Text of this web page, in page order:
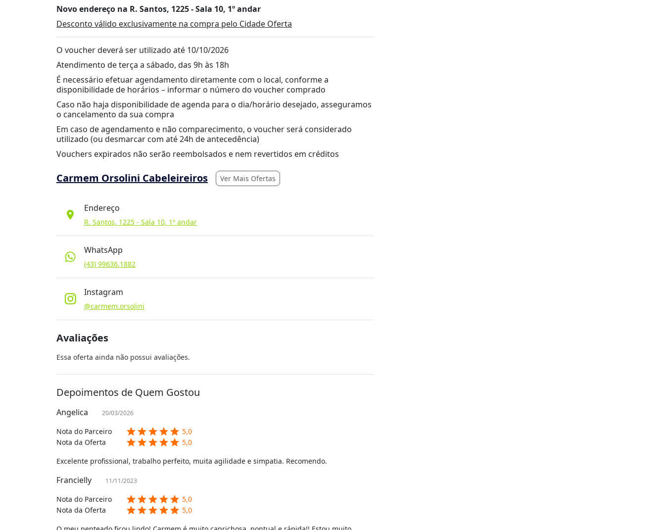
Novo endereço na R. Santos, 1225 - Sala 10, 1º andar
Desconto válido exclusivamente na compra pelo Cidade Oferta
O voucher deverá ser utilizado até 10/10/2026
Atendimento de terça a sábado, das 9h às 18h
É necessário efetuar agendamento diretamente com o local, conforme a
disponibilidade de horários – informar o número do voucher comprado
Caso não haja disponibilidade de agenda para o dia/horário desejado, asseguramos
o cancelamento da sua compra
Em caso de agendamento e não comparecimento, o voucher será considerado
utilizado (ou desmarcar com até 24h de antecedência)
Vouchers expirados não serão reembolsados e nem revertidos em créditos
Carmem Orsolini Cabeleireiros Ver Mais Ofertas
location_on
Endereço
R. Santos, 1225 - Sala 10, 1º andar
WhatsApp
(43) 99636.1882
Instagram
@carmem.orsolini
Avaliações
Essa oferta ainda não possui avaliações.
Depoimentos de Quem Gostou
Angelica 20/03/2026
Nota do Parceiro starstarstarstarstar 5,0
Nota da Oferta
starstarstarstarstar 5,0
Excelente profissional, trabalho perfeito, muita agilidade e simpatia. Recomendo.
Francielly 11/11/2023
Nota do Parceiro starstarstarstarstar 5,0
Nota da Oferta
starstarstarstarstar 5,0